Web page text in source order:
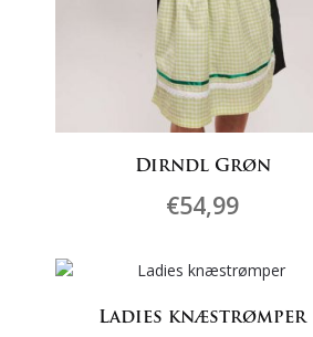
Dirndl Grøn
€54,99
vare
flere
Ladies knæstrømper